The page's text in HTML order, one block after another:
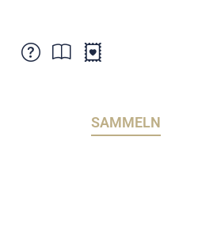
Verkaufsstellen
Abonnemente
SAMMELN